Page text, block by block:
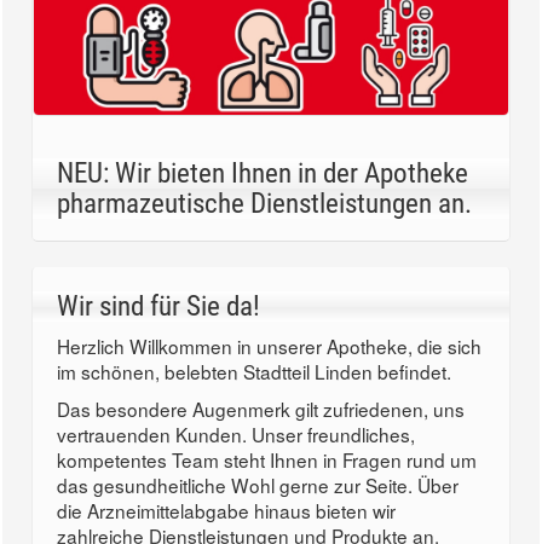
NEU: Wir bieten Ihnen in der Apotheke
pharmazeutische Dienstleistungen an.
Wir sind für Sie da!
Herzlich Willkommen in unserer Apotheke, die sich
im schönen, belebten Stadtteil Linden befindet.
Das besondere Augenmerk gilt zufriedenen, uns
vertrauenden Kunden. Unser freundliches,
kompetentes Team steht Ihnen in Fragen rund um
das gesundheitliche Wohl gerne zur Seite. Über
die Arzneimittelabgabe hinaus bieten wir
zahlreiche Dienstleistungen und Produkte an.